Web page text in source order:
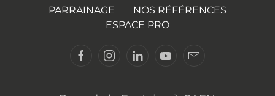
PARRAINAGE
NOS RÉFÉRENCES
ESPACE PRO